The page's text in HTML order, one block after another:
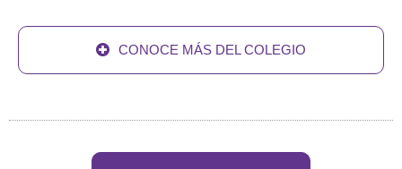
CONOCE MÁS DEL COLEGIO